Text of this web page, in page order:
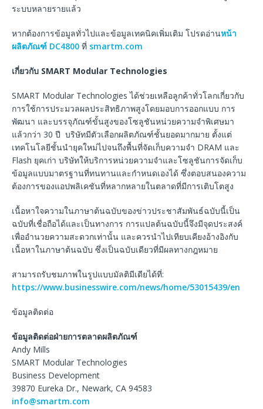
ระบบหลายรายแล้ว
หากต้องการข้อมูลทั่วไปและข้อมูลเทคนิคเพิ่มเติม โปรดอ่านหน้า
ผลิตภัณฑ์ DC4800 ที่ smartm.com
เกี่ยวกับ SMART Modular Technologies
SMART Modular Technologies ได้ช่วยเหลือลูกค้าทั่วโลกเกี่ยวกับ
การใช้การประมวลผลประสิทธิภาพสูงโดยมอบการออกแบบ การ
พัฒนา และบรรจุภัณฑ์ขั้นสูงของโซลูชันหน่วยความจำพิเศษมา
แล้วกว่า 30 ปี บริษัทมีตัวเลือกผลิตภัณฑ์ชั้นยอดมากมาย ตั้งแต่
เทคโนโลยีชั้นนำยุคใหม่ไปจนถึงพื้นที่จัดเก็บความจำ DRAM และ
Flash ยุคเก่า บริษัทให้บริการหน่วยความจำและโซลูชันการจัดเก็บ
ข้อมูลแบบมาตรฐานที่ทนทานและกำหนดเองได้ ซึ่งตอบสนองความ
ต้องการของแอปพลิเคชันที่หลากหลายในตลาดที่มีการเติบโตสูง
เนื้อหาใจความในภาษาต้นฉบับของข่าวประชาสัมพันธ์ฉบับนี้เป็น
ฉบับที่เชื่อถือได้และเป็นทางการ การแปลต้นฉบับนี้จึงมีจุดประสงค์
เพื่ออำนวยความสะดวกเท่านั้น และควรนำไปเทียบเคียงอ้างอิงกับ
เนื้อหาในภาษาต้นฉบับ ซึ่งเป็นฉบับเดียวที่มีผลทางกฎหมาย
สามารถรับชมภาพในรูปแบบมัลติมีเดียได้ที่:
https://www.businesswire.com/news/home/53015439/en
ข้อมูลติดต่อ
ข้อมูลติดต่อฝ่ายการตลาดผลิตภัณฑ์
Andy Mills
SMART Modular Technologies
Business Development
39870 Eureka Dr., Newark, CA 94583
info@smartm.com